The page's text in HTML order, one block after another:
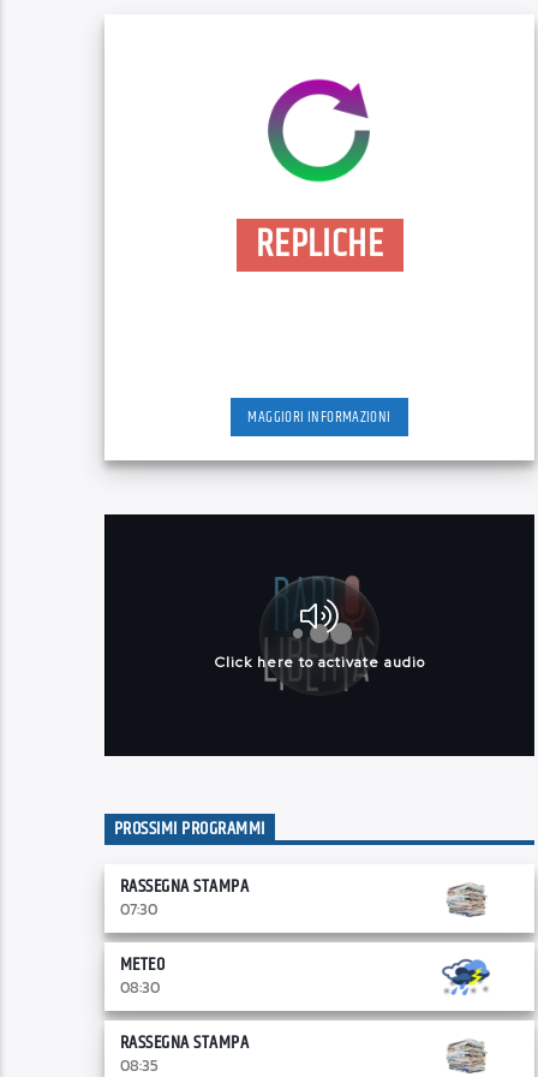
REPLICHE
MAGGIORI INFORMAZIONI
PROSSIMI PROGRAMMI
RASSEGNA STAMPA
07:30
METEO
08:30
RASSEGNA STAMPA
08:35